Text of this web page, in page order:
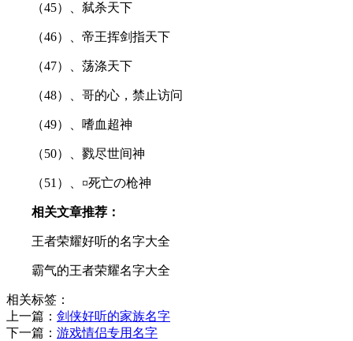
（45）、弑杀天下
（46）、帝王挥剑指天下
（47）、荡涤天下
（48）、哥的心，禁止访问
（49）、嗜血超神
（50）、戮尽世间神
（51）、¤死亡の枪神
相关文章推荐：
王者荣耀好听的名字大全
霸气的王者荣耀名字大全
相关标签：
上一篇： ​剑侠好听的家族名字
下一篇： ​游戏情侣专用名字